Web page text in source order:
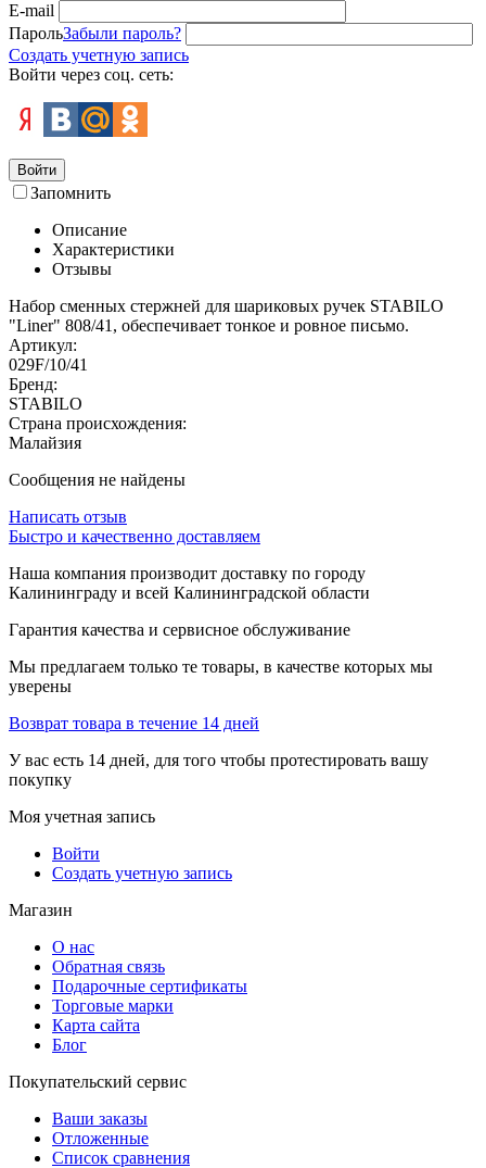
E-mail
ПарольЗабыли пароль?
Создать учетную запись
Войти через соц. сеть:
Войти
Запомнить
Описание
Характеристики
Отзывы
Набор сменных стержней для шариковых ручек STABILO
"Liner" 808/41, обеспечивает тонкое и ровное письмо.
Артикул:
029F/10/41
Бренд:
STABILO
Страна происхождения:
Малайзия
Сообщения не найдены
Написать отзыв
Быстро и качественно доставляем
Наша компания производит доставку по городу
Калининграду и всей Калининградской области
Гарантия качества и сервисное обслуживание
Мы предлагаем только те товары, в качестве которых мы
уверены
Возврат товара в течение 14 дней
У вас есть 14 дней, для того чтобы протестировать вашу
покупку
Моя учетная запись
Войти
Создать учетную запись
Магазин
О нас
Обратная связь
Подарочные сертификаты
Торговые марки
Карта сайта
Блог
Покупательский сервис
Ваши заказы
Отложенные
Список сравнения